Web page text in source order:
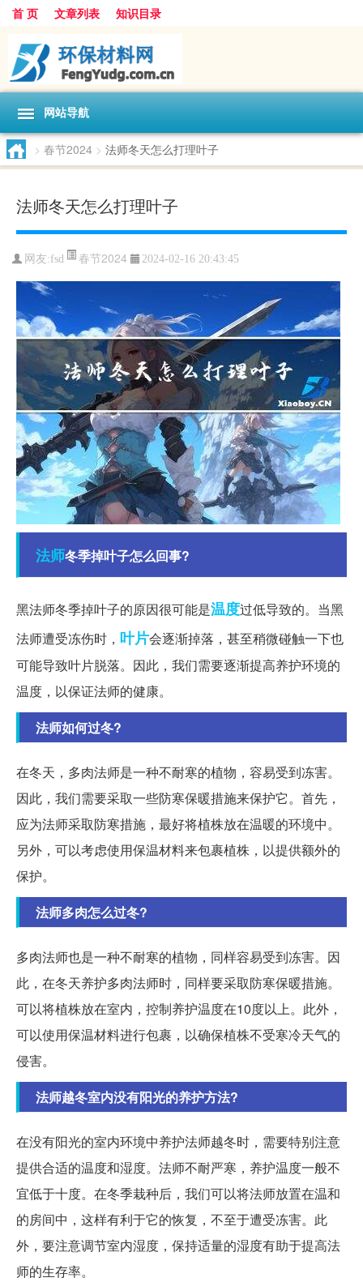
首 页 文章列表 知识目录
网站导航
> 春节2024 > 法师冬天怎么打理叶子
法师冬天怎么打理叶子
网友:fsd 春节2024 2024-02-16 20:43:45
法师冬季掉叶子怎么回事?
黑法师冬季掉叶子的原因很可能是温度过低导致的。当黑
法师遭受冻伤时， 叶片会逐渐掉落，甚至稍微碰触一下也
可能导致叶片脱落。因此，我们需要逐渐提高养护环境的
温度，以保证法师的健康。
法师如何过冬?
在冬天，多肉法师是一种不耐寒的植物，容易受到冻害。
因此，我们需要采取一些防寒保暖措施来保护它。首先，
应为法师采取防寒措施，最好将植株放在温暖的环境中。
另外，可以考虑使用保温材料来包裹植株，以提供额外的
保护。
法师多肉怎么过冬?
多肉法师也是一种不耐寒的植物，同样容易受到冻害。因
此，在冬天养护多肉法师时，同样要采取防寒保暖措施。
可以将植株放在室内，控制养护温度在10度以上。此外，
可以使用保温材料进行包裹，以确保植株不受寒冷天气的
侵害。
法师越冬室内没有阳光的养护方法?
在没有阳光的室内环境中养护法师越冬时，需要特别注意
提供合适的温度和湿度。法师不耐严寒，养护温度一般不
宜低于十度。在冬季栽种后，我们可以将法师放置在温和
的房间中，这样有利于它的恢复，不至于遭受冻害。此
外，要注意调节室内湿度，保持适量的湿度有助于提高法
师的生存率。